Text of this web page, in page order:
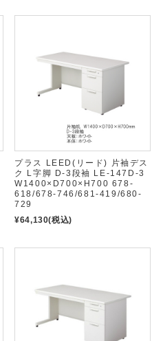
プラス LEED(リード) 片袖デス
ク L字脚 D-3段袖 LE-147D-3
W1400×D700×H700 678-
618/678-746/681-419/680-
729
¥64,130(税込)